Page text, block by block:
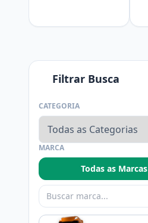
Filtrar Busca
CATEGORIA
MARCA
Todas as Marcas